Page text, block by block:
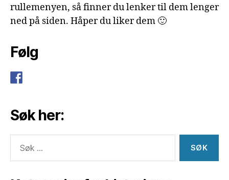
rullemenyen, så finner du lenker til dem lenger
ned på siden. Håper du liker dem 🙂
Følg
Søk her:
etter: